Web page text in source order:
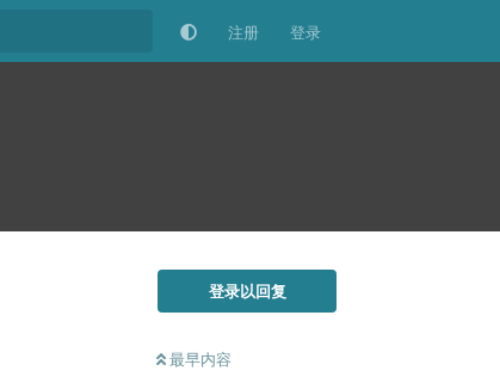
注册 登录
登录以回复
最早内容